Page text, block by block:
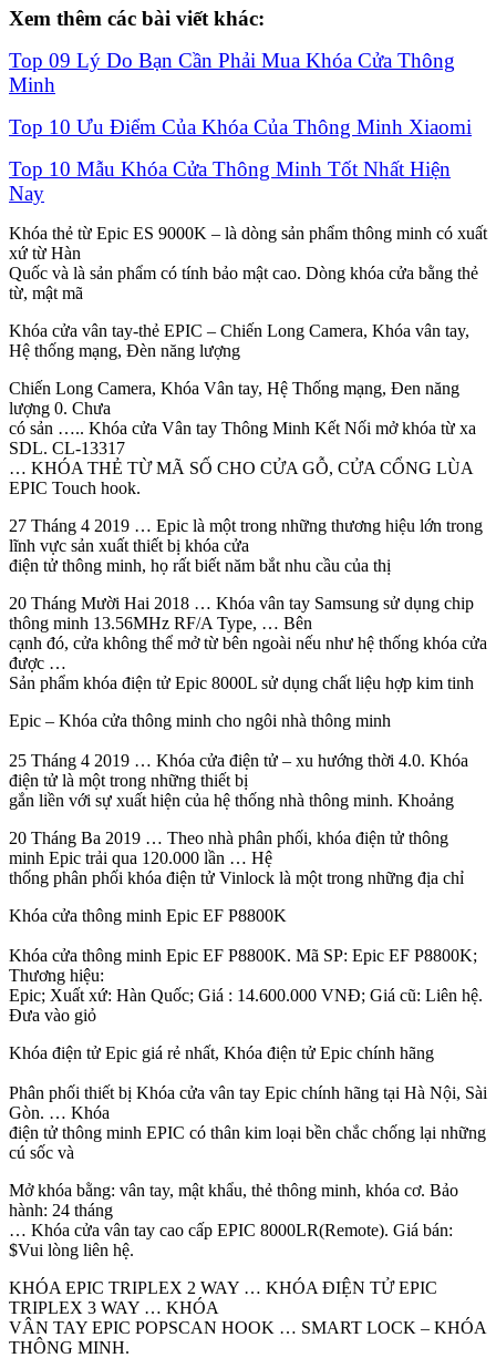
Xem thêm các bài viết khác:
Top 09 Lý Do Bạn Cần Phải Mua Khóa Cửa Thông
Minh
Top 10 Ưu Điểm Của Khóa Của Thông Minh Xiaomi
Top 10 Mẫu Khóa Cửa Thông Minh Tốt Nhất Hiện
Nay
Khóa thẻ từ Epic ES 9000K – là dòng sản phẩm thông minh có xuất
xứ từ Hàn
Quốc và là sản phẩm có tính bảo mật cao. Dòng khóa cửa bằng thẻ
từ, mật mã
Khóa cửa vân tay-thẻ EPIC – Chiến Long Camera, Khóa vân tay,
Hệ thống mạng, Đèn năng lượng
Chiến Long Camera, Khóa Vân tay, Hệ Thống mạng, Đen năng
lượng 0. Chưa
có sản ….. Khóa cửa Vân tay Thông Minh Kết Nối mở khóa từ xa
SDL. CL-13317
… KHÓA THẺ TỪ MÃ SỐ CHO CỬA GỖ, CỬA CỔNG LÙA
EPIC Touch hook.
27 Tháng 4 2019 … Epic là một trong những thương hiệu lớn trong
lĩnh vực sản xuất thiết bị khóa cửa
điện tử thông minh, họ rất biết năm bắt nhu cầu của thị
20 Tháng Mười Hai 2018 … Khóa vân tay Samsung sử dụng chip
thông minh 13.56MHz RF/A Type, … Bên
cạnh đó, cửa không thể mở từ bên ngoài nếu như hệ thống khóa cửa
được …
Sản phẩm khóa điện tử Epic 8000L sử dụng chất liệu hợp kim tinh
Epic – Khóa cửa thông minh cho ngôi nhà thông minh
25 Tháng 4 2019 … Khóa cửa điện tử – xu hướng thời 4.0. Khóa
điện tử là một trong những thiết bị
gắn liền với sự xuất hiện của hệ thống nhà thông minh. Khoảng
20 Tháng Ba 2019 … Theo nhà phân phối, khóa điện tử thông
minh Epic trải qua 120.000 lần … Hệ
thống phân phối khóa điện tử Vinlock là một trong những địa chỉ
Khóa cửa thông minh Epic EF P8800K
Khóa cửa thông minh Epic EF P8800K. Mã SP: Epic EF P8800K;
Thương hiệu:
Epic; Xuất xứ: Hàn Quốc; Giá : 14.600.000 VNĐ; Giá cũ: Liên hệ.
Đưa vào giỏ
Khóa điện tử Epic giá rẻ nhất, Khóa điện tử Epic chính hãng
Phân phối thiết bị Khóa cửa vân tay Epic chính hãng tại Hà Nội, Sài
Gòn. … Khóa
điện tử thông minh EPIC có thân kim loại bền chắc chống lại những
cú sốc và
Mở khóa bằng: vân tay, mật khẩu, thẻ thông minh, khóa cơ. Bảo
hành: 24 tháng
… Khóa cửa vân tay cao cấp EPIC 8000LR(Remote). Giá bán:
$Vui lòng liên hệ.
KHÓA EPIC TRIPLEX 2 WAY … KHÓA ĐIỆN TỬ EPIC
TRIPLEX 3 WAY … KHÓA
VÂN TAY EPIC POPSCAN HOOK … SMART LOCK – KHÓA
THÔNG MINH.